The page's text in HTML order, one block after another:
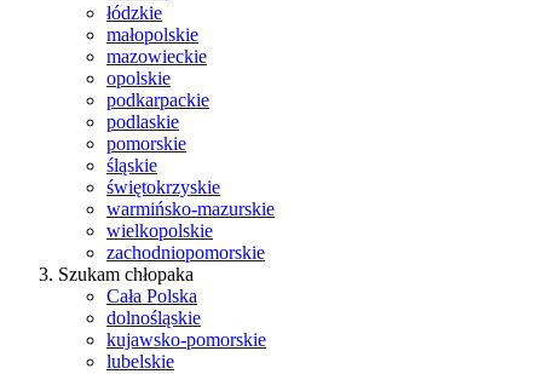
łódzkie
małopolskie
mazowieckie
opolskie
podkarpackie
podlaskie
pomorskie
śląskie
świętokrzyskie
warmińsko-mazurskie
wielkopolskie
zachodniopomorskie
Szukam chłopaka
Cała Polska
dolnośląskie
kujawsko-pomorskie
lubelskie